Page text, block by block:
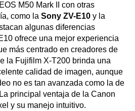
M50 Mark II con otras
como la Sony ZV-E10 y la
algunas diferencias
ofrece una mejor experiencia
más centrado en creadores de
la Fujifilm X-T200 brinda una
calidad de imagen, aunque
no es tan avanzada como la de
principal ventaja de la Canon
y su manejo intuitivo.